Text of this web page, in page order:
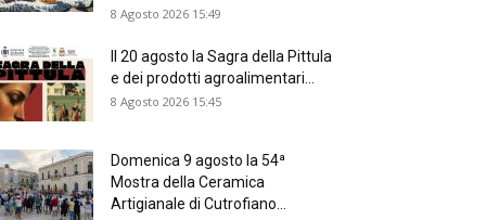
8 Agosto 2026 15:49
Il 20 agosto la Sagra della Pittula
e dei prodotti agroalimentari...
8 Agosto 2026 15:45
Domenica 9 agosto la 54ª
Mostra della Ceramica
Artigianale di Cutrofiano...